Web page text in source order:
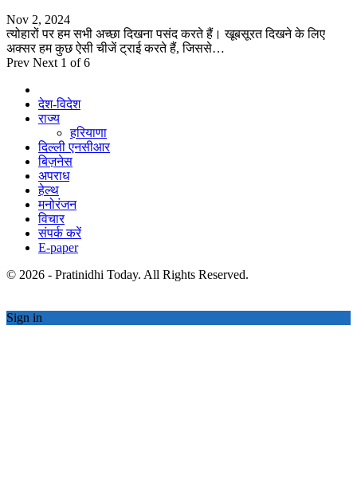
Nov 2, 2024
त्योहारों पर हम सभी अच्छा दिखना पसंद करते हैं। खूबसूरत दिखने के लिए
अक्सर हम कुछ ऐसी चीजें ट्राई करते हैं, जिससे…
Prev Next 1 of 6
देश-विदेश
राज्य
हरियाणा
दिल्ली एनसीआर
बिज़नेस
अपराध
हेल्थ
मनोरंजन
विचार
संपर्क करें
E-paper
© 2026 - Pratinidhi Today. All Rights Reserved.
Sign in